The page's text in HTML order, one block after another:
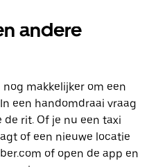
andere
makkelijker om een
een handomdraai vraag
de rit. Of je nu een taxi
of een nieuwe locatie
of open de app en